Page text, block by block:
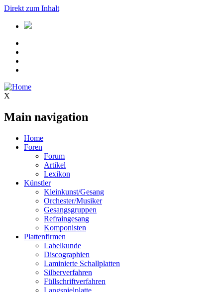
Direkt zum Inhalt
X
Main navigation
Home
Foren
Forum
Artikel
Lexikon
Künstler
Kleinkunst/Gesang
Orchester/Musiker
Gesangsgruppen
Refraingesang
Komponisten
Plattenfirmen
Labelkunde
Discographien
Laminierte Schallplatten
Silberverfahren
Füllschriftverfahren
Langspielplatte